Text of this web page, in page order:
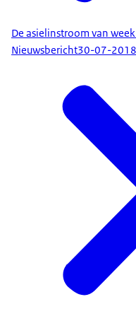
De asielinstroom van
Nieuwsbericht30-07-2018